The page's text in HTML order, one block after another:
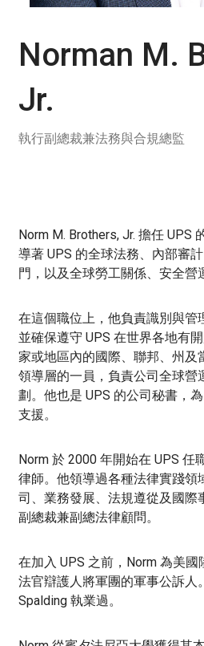
Norman M.
Jr.
執行副總裁兼法務與合規總監
Norm M. Brothers, Jr. 擔任 UPS
導著 UPS 的全球法務、內部審
門，以及全球勞工關係、安全營
在這個職位上，他負責識別與管
並確保遵守 UPS 在世界各地有
家或地區內的國際、聯邦、州及
領導層的一員，負責公司全球營
劃。他也是 UPS 的公司秘書，
支援。
Norm 於 2000 年開始在 UPS 任
律師。他領導過各種法律實踐領
司、業務發展、法規遵從及國際
副總裁兼副總法律顧問。
在加入 UPS 之前，Norm 為美
法官辯護人將軍團的軍事公訴人
Spalding 執業過。
開
圖